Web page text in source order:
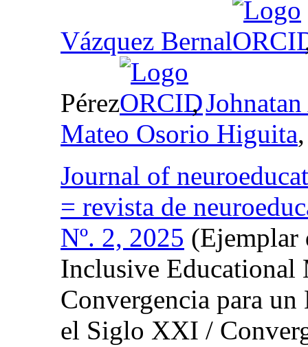
Vázquez Bernal
Pérez ,
Mateo Osorio Higuita
Journal of
= revista de
Nº. 2, 2025 (Ejemplar
Inclusive Educational
Convergencia para
el Siglo XXI /